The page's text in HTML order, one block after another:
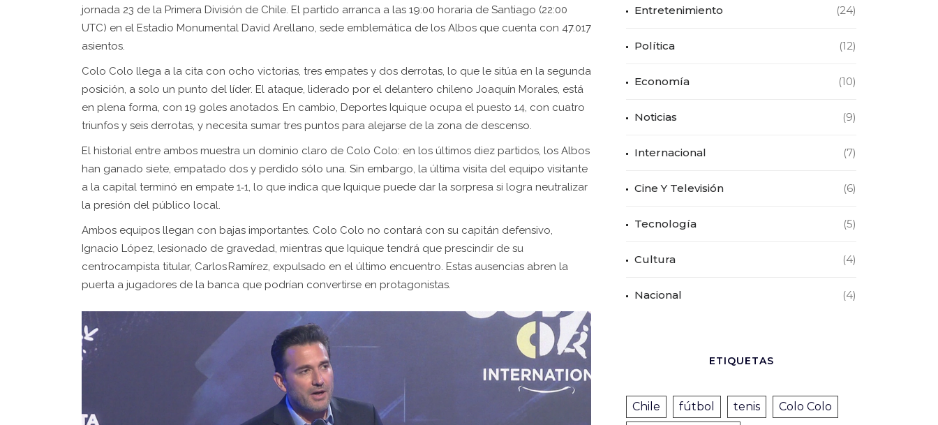
jornada 23 de la Primera División de Chile. El partido arranca a las 19:00 horaria de Santiago (22:00
UTC) en el Estadio Monumental David Arellano, sede emblemática de los Albos que cuenta con 47.017
asientos.
Colo Colo llega a la cita con ocho victorias, tres empates y dos derrotas, lo que le sitúa en la segunda
posición, a solo un punto del líder. El ataque, liderado por el delantero chileno Joaquín Morales, está
en plena forma, con 19 goles anotados. En cambio, Deportes Iquique ocupa el puesto 14, con cuatro
triunfos y seis derrotas, y necesita sumar tres puntos para alejarse de la zona de descenso.
El historial entre ambos muestra un dominio claro de Colo Colo: en los últimos diez partidos, los Albos
han ganado siete, empatado dos y perdido sólo una. Sin embargo, la última visita del equipo visitante
a la capital terminó en empate 1‑1, lo que indica que Iquique puede dar la sorpresa si logra neutralizar
la presión del público local.
Ambos equipos llegan con bajas importantes. Colo Colo no contará con su capitán defensivo,
Ignacio López, lesionado de gravedad, mientras que Iquique tendrá que prescindir de su
centrocampista titular, Carlos Ramírez, expulsado en el último encuentro. Estas ausencias abren la
puerta a jugadores de la banca que podrían convertirse en protagonistas.
Entretenimiento (24)
Política (12)
Economía (10)
Noticias (9)
Internacional (7)
Cine Y Televisión (6)
Tecnología (5)
Cultura (4)
Nacional (4)
ETIQUETAS
Chile fútbol tenis
Colo Colo